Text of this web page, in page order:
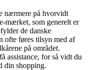
nærmere på hvorvidt
mærket, som generelt er
de danske
ofte føres tilsyn med af
på området.
assistance, for så vidt du
din shopping.